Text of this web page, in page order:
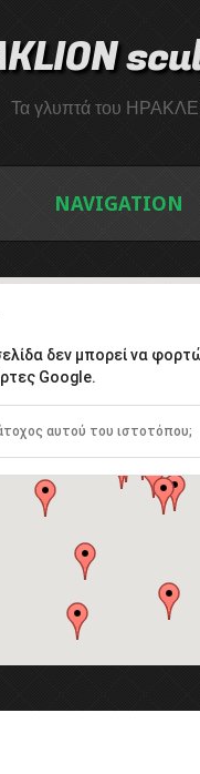
Τα γλυπτά του
NAVIGATION
ΓΛΥΠΤΙΚΗΣ
συμπόσιο γλυπτικής
συμπόσιο γλυπτικής
συμπόσιο γλυπτικής
δεν μπορεί να
Google.
αυτού του ιστοτόπου;